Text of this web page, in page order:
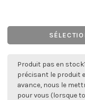
Produit pas en
précisant le produit
avance, nous le
pour vous (lorsque